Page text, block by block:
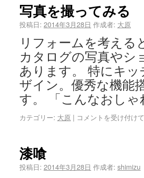
写真を撮ってみる
投稿日: 2014年3月28日 作成者: 大原
リフォームを考える
カタログの写真やシ
あります。 特にキ
ザイン。優秀な機能
す。 「こんなおし
カテゴリー: 大原 | コメントを受け付け
漆喰
投稿日: 2014年3月28日 作成者: shimizu